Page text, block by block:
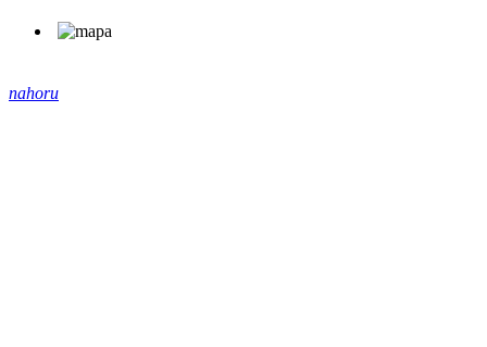
nahoru